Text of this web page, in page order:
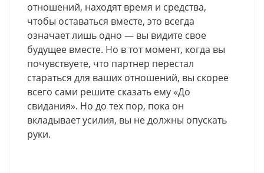
отношений, находят время и средства,
чтобы оставаться вместе, это всегда
означает лишь одно — вы видите свое
будущее вместе. Но в тот момент, когда вы
почувствуете, что партнер перестал
стараться для ваших отношений, вы скорее
всего сами решите сказать ему «До
свидания». Но до тех пор, пока он
вкладывает усилия, вы не должны опускать
руки.